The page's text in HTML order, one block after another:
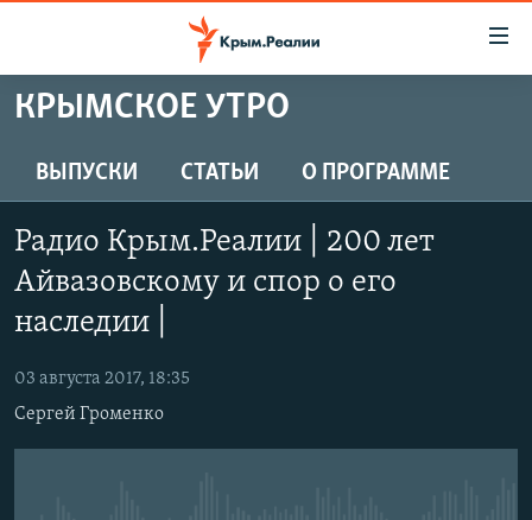
Вернуться
содержанию
главной
Вернутся
поиску
СПЕЦПРОЕКТЫ
КАРТА ВОЕННЫХ ОБЪЕКТОВ КРЫМА
11 ЛЕТ ОККУПАЦИИ КРЫМА. 11 ИСТОРИЙ СОПРОТИВЛЕНИЯ
ИСТОРИЯ
ЕЩЕ
ИНТЕРАКТИВ
ИНФОГРАФИКА
ТЕЛЕПРОЕКТ КРЫМ.РЕАЛИИ
РАДІО СВОБОДА
КАК ОБОЙТИ БЛОКИРОВКУ
Українською
КРЫМСКОЕ УТРО
ВЫПУСКИ СТАТЬИ О ПРОГРАММЕ
Радио Крым.Реалии | 200 лет
Айвазовскому и спор о его
наследии |
03 августа 2017, 18:35
Сергей Громенко